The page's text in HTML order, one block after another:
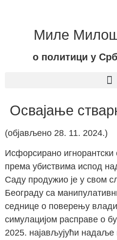
Миле
о политици у
Освајање
(објављено 28. 11. 2024.)
Исфорсирано
према убиствима испод
Саду продужио је у свом
Београду са
седнице о поверењу
симулацијом расправе о
2025. најављујући